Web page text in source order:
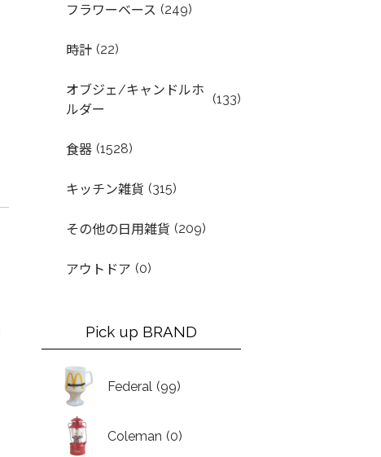
フラワーベース (249)
時計 (22)
オブジェ/キャンドルホ
ルダー
(133)
食器 (1528)
キッチン雑貨 (315)
その他の日用雑貨 (209)
アウトドア (0)
Pick up BRAND
Federal (99)
Coleman (0)